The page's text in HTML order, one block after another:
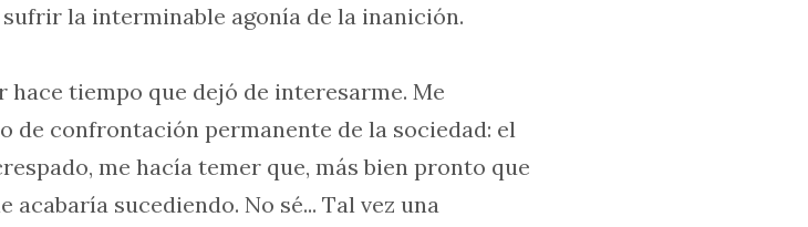
la interminable agonía de la inanición.
hace tiempo que dejó de interesarme. Me
de confrontación permanente de la sociedad: el
me hacía temer que, más bien pronto que
acabaría sucediendo. No sé... Tal vez una